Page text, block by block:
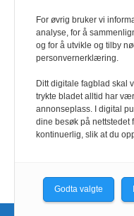
også egne abonnementer
Redaksjonen
For øvrig bruker vi
analyse, for å
og for å utvikle og tilby
personvernerklæring.
Ditt digitale fagblad skal
trykte bladet alltid har
annonseplass. I digital
dine besøk på nettstedet
kontinuerlig, slik at du
Godta valgte